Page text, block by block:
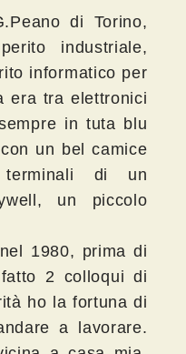
di Torino,
industriale,
informatico per
era tra elettronici
in tuta blu
un bel camice
di un
un piccolo
1980, prima di
2 colloqui di
ho la fortuna di
a lavorare.